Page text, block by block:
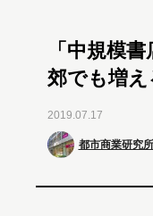
「中規模
郊でも増え
2019.07.17
都市商業研究所